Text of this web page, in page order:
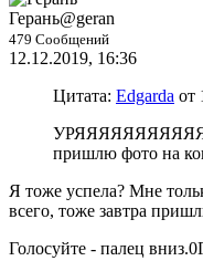
Герань@geran
479 Сообщений
12.12.2019, 16:36
Цитата: Edgarda от
пришлю фото на
Я тоже успела? Мне
всего, тоже завтра
Голосуйте - палец вниз.0